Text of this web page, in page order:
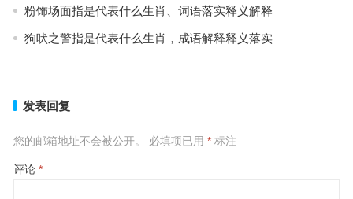
粉饰场面指是代表什么生肖、词语落实释义解释
狗吠之警指是代表什么生肖，成语解释释义落实
发表回复
您的邮箱地址不会被公开。 必填项已用 *标注
评论 *